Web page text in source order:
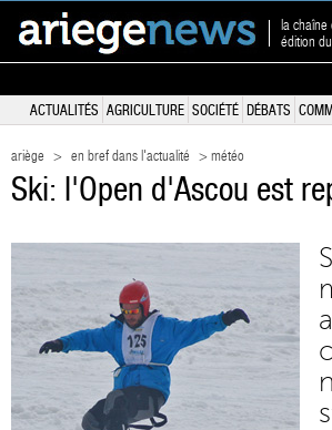
la
édition
ACTUALITÉS AGRICULTURE SOCIÉTÉ DÉBATS
ariège > en bref dans l'actualité > météo
Ski: l'Open d'Ascou est